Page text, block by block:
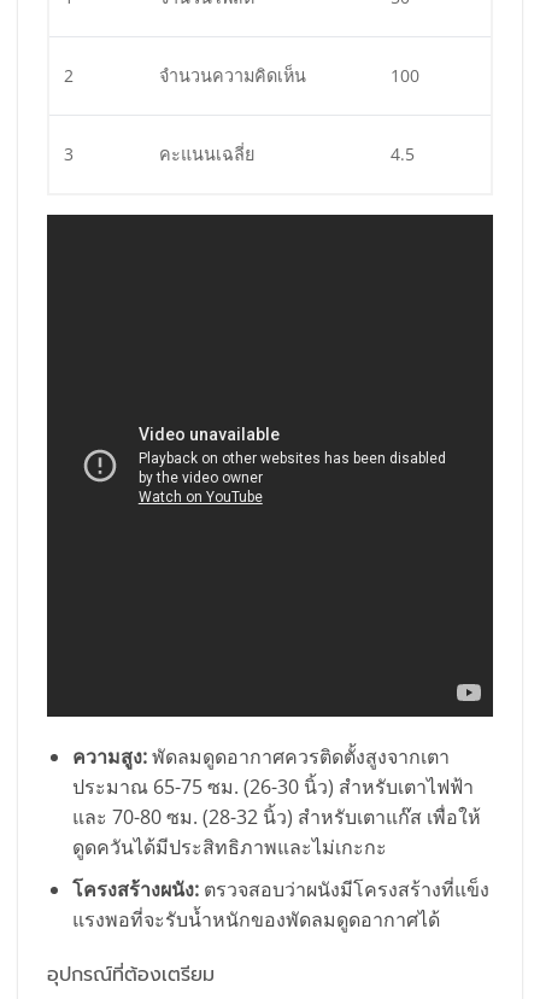
2 จำนวนความคิดเห็น 100
3 คะแนนเฉลี่ย 4.5
ความสูง:พัดลมดูดอากาศควรติดตั้งสูงจากเตา
ประมาณ 65-75 ซม. (26-30 นิ้ว) สำหรับเตาไฟฟ้า
และ 70-80 ซม. (28-32 นิ้ว) สำหรับเตาแก๊ส เพื่อให้
ดูดควันได้มีประสิทธิภาพและไม่เกะกะ
โครงสร้างผนัง:ตรวจสอบว่าผนังมีโครงสร้างที่แข็ง
แรงพอที่จะรับน้ำหนักของพัดลมดูดอากาศได้
อุปกรณ์ที่ต้องเตรียม